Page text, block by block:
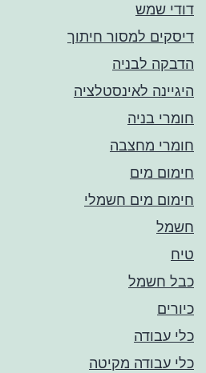
דודי שמש
דיסקים למסור חיתוך
הדבקה לבניה
היגיינה לאינסטלציה
חומרי בניה
חומרי מחצבה
חימום מים
חימום מים חשמלי
חשמל
טיח
כבל חשמל
כיורים
כלי עבודה
כלי עבודה מקיטה